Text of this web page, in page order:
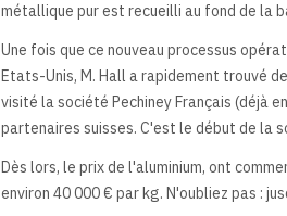
métallique pur est recueilli au fond de la
Une fois que ce nouveau processus
Etats-Unis, M. Hall a rapidement trouvé
visité la société Pechiney Français (déjà
partenaires suisses. C'est le début de la
Dès lors, le prix de l'aluminium, ont
environ 40 000 € par kg. N'oubliez pas :